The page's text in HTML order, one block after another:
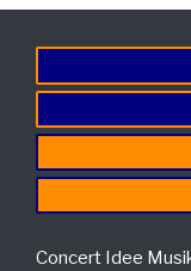
Concert Idee